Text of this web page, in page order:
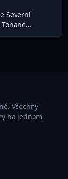
Severní
Všechny
na jednom